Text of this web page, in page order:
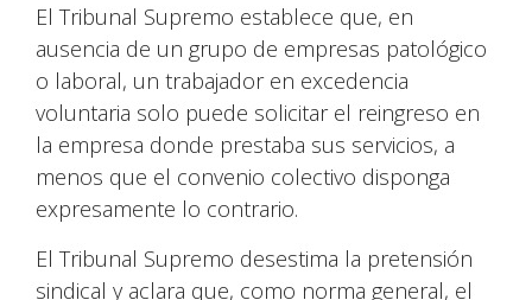
El Tribunal Supremo establece que, en
ausencia de un grupo de empresas patológico
o laboral, un trabajador en excedencia
voluntaria solo puede solicitar el reingreso en
la empresa donde prestaba sus servicios, a
menos que el convenio colectivo disponga
expresamente lo contrario.
El Tribunal Supremo desestima la pretensión
sindical y aclara que, como norma general, el